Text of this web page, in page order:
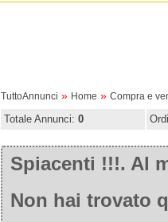
TuttoAnnunci » Home » Compra e
Totale Annunci: 0
Spiacenti !!!. Al
Non hai trovato